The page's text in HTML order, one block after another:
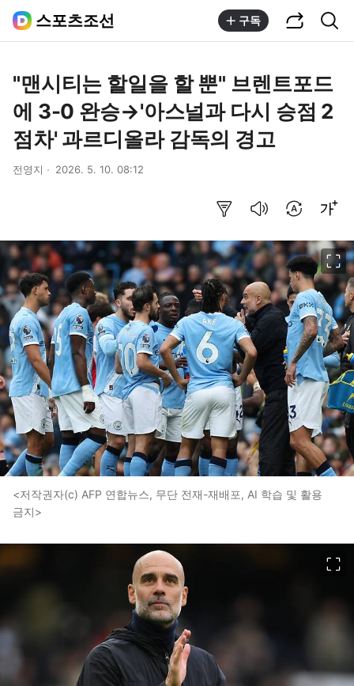
스포츠조선 구독
"맨시티는 할일을 할 뿐" 브렌트포드
에 3-0 완승→'아스널과 다시 승점 2
점차' 과르디올라 감독의 경고
전영지 2026. 5. 10. 08:12
<저작권자(c) AFP 연합뉴스, 무단 전재-재배포, AI 학습 및 활용
금지>